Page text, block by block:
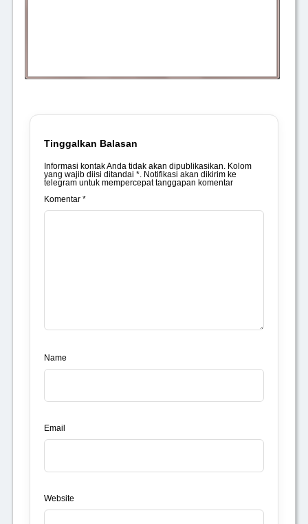
Tinggalkan Balasan
Informasi kontak Anda tidak akan dipublikasikan. Kolom
yang wajib diisi ditandai *. Notifikasi akan dikirim ke
telegram untuk mempercepat tanggapan komentar
Komentar *
Name
Email
Website